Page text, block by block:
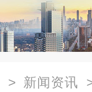
> 新闻资讯